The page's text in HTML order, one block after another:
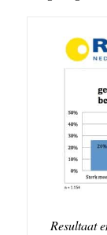
Resultaat